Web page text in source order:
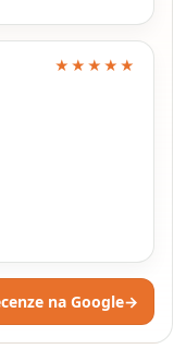
★★★★★
na Google→